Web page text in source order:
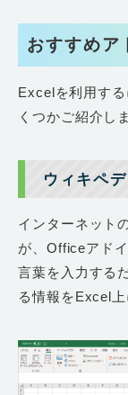
おすすめア
Excelを利用す
くつかご紹介し
ウィキペ
インターネット
が、Officeアド
言葉を入力する
る情報をExcel上